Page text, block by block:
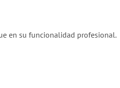
en su funcionalidad profesional.